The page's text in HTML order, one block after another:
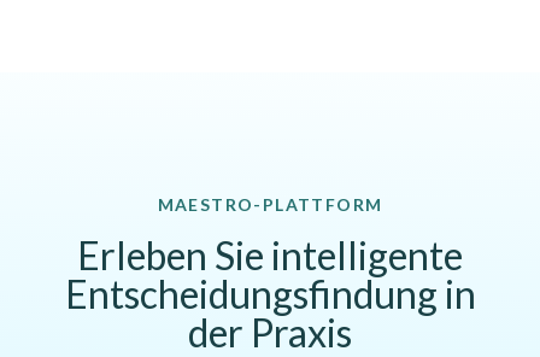
MAESTRO-PLATTFORM
Erleben Sie intelligente
Entscheidungsfindung in
der Praxis